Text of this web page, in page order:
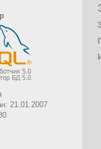
21.01.2007